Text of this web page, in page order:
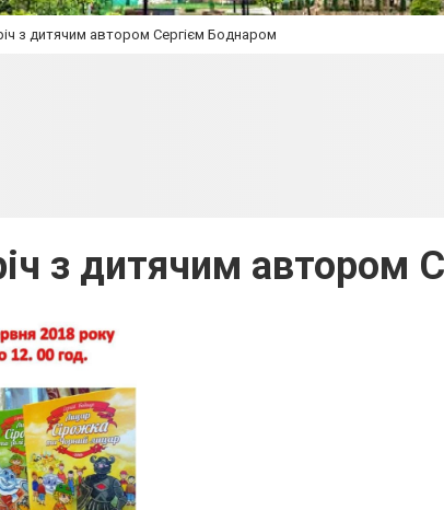
з дитячим автором Сергієм Боднаром
з дитячим автором